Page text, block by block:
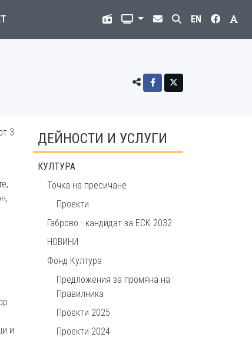
EN
3
и
ДЕЙНОСТИ И УСЛУГИ
КУЛТУРА
Точка на пресичане
Проекти
Габрово - кандидат за ЕСК 2032
НОВИНИ
Фонд Култура
Предложения за промяна на
Правилника
Проекти 2025
Проекти 2024